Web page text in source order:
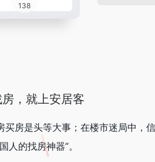
138
，就上安居客
买房是头等大事；在楼市迷局中
人的找房神器”。